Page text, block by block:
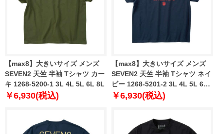
【max8】大きいサイズ メンズ
SEVEN2 天竺 半袖 Tシャツ カー
キ 1268-5200-1 3L 4L 5L 6L 8L
￥6,930(税込)
【max8】大きいサイズ メンズ
SEVEN2 天竺 半袖 Tシャツ ネイ
ビー 1268-5201-2 3L 4L 5L 6L
8L
￥6,930(税込)